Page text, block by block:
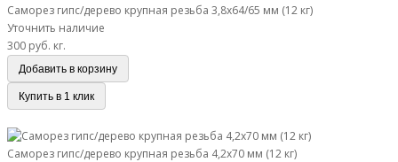
Саморез гипс/дерево крупная резьба 3,8х64/65 мм (12 кг)
Уточнить наличие
300 руб. кг.
Добавить в корзину
Купить в 1 клик
Саморез гипс/дерево крупная резьба 4,2х70 мм (12 кг)